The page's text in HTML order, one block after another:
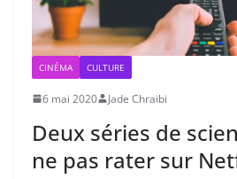
CINÉMA CULTURE
6 mai 2020 Jade Chraibi
Deux séries de
ne pas rater sur